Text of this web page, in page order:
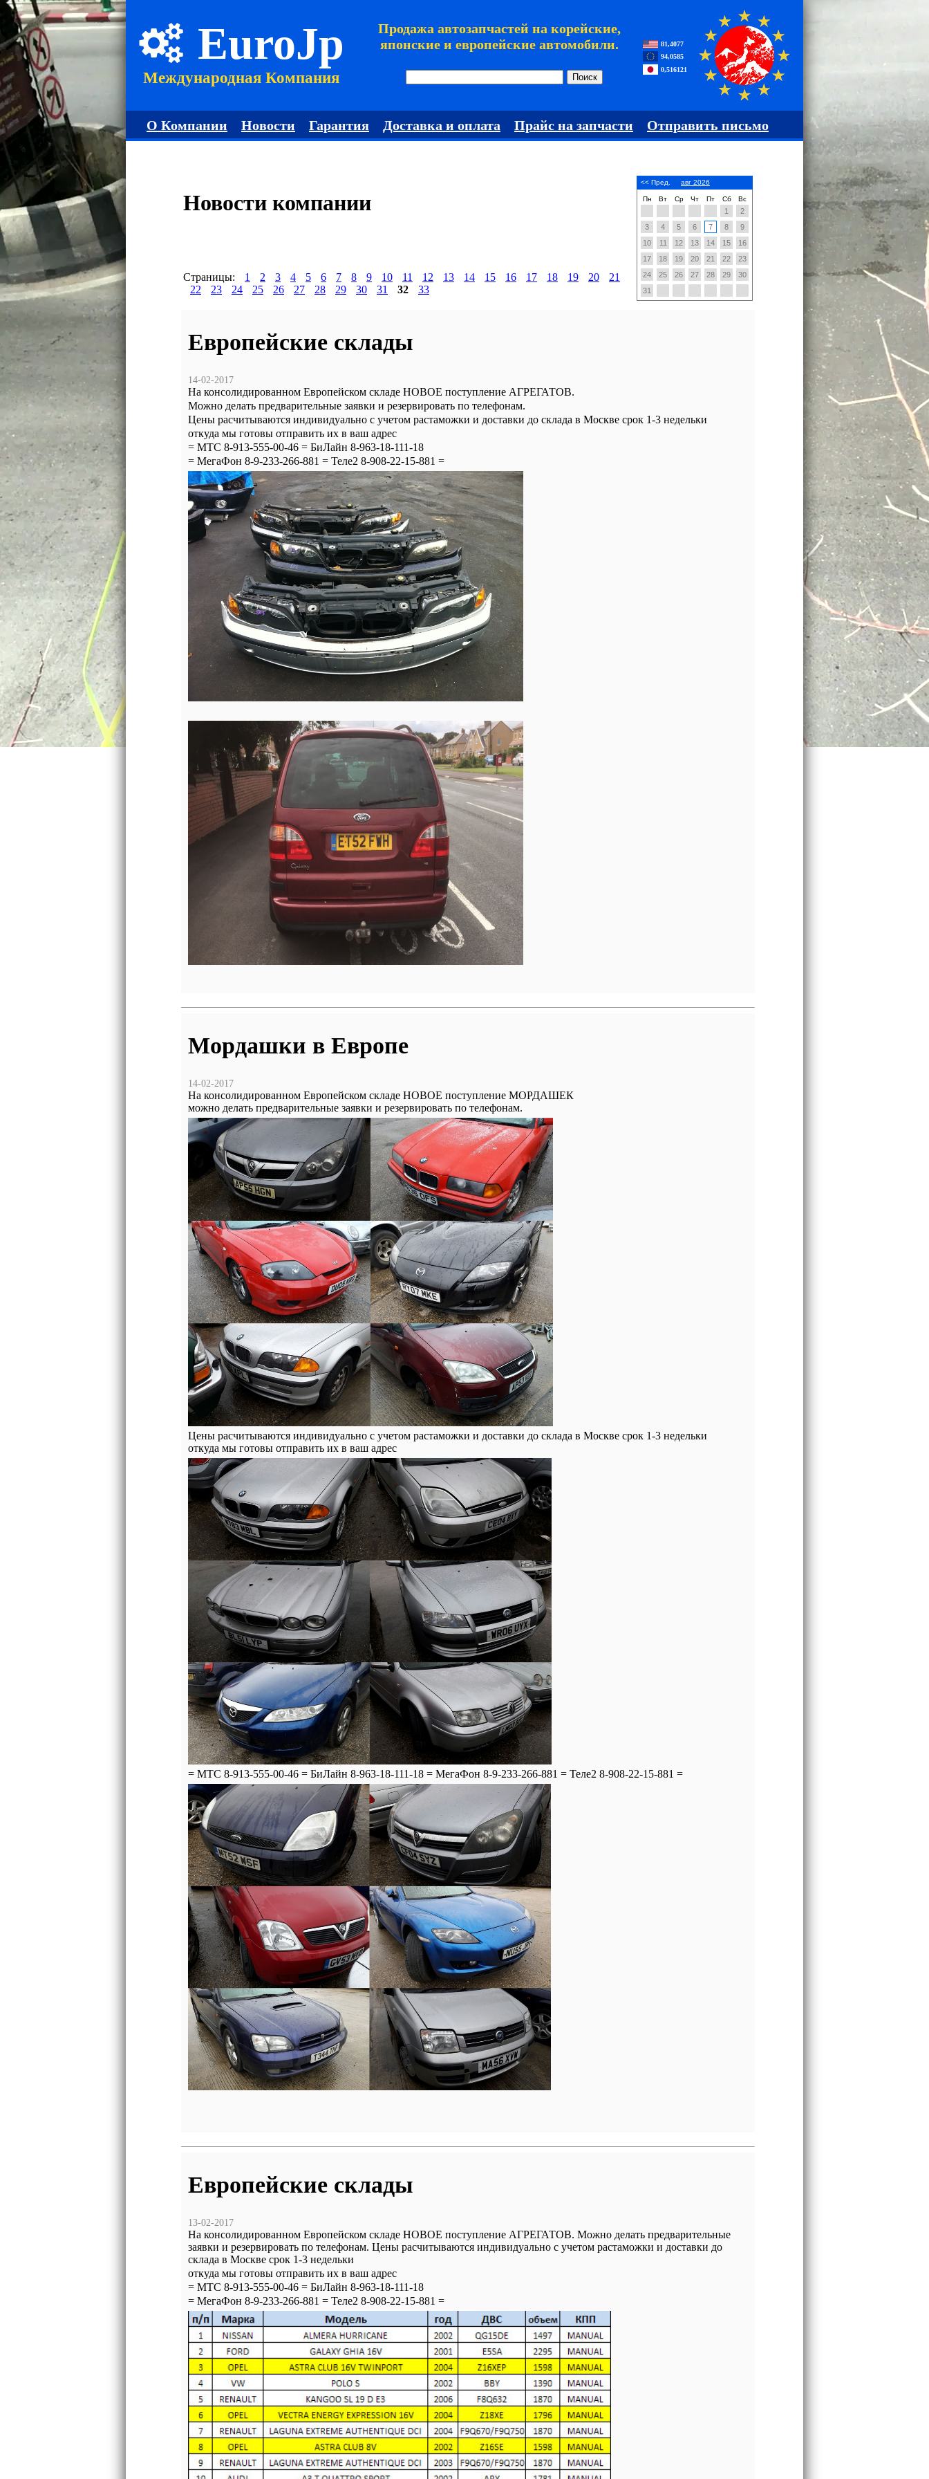
EuroJp
Международная Компания
Продажа автозапчастей на корейские,
японские и европейские автомобили.
81,4077
94,0585
0,516121
О Компании Новости Гарантия Доставка и оплата Прайс на запчасти Отправить письмо
Новости компании
Страницы: 1 2 3 4 5 6 7 8 9 10 11 12 13 14 15 16 17 18 19 20
21
22
23 24 25 26 27 28 29 30 31 32 33
<< Пред. авг 2026
Пн Вт Ср Чт Пт Сб Вс
1
2
3
4 5 6 7 8
9
10
11 12 13 14 15
16
17
18 19 20 21 22
23
24
25 26 27 28 29
30
31
Европейские склады
14-02-2017
На консолидированном Европейском складе НОВОЕ поступление АГРЕГАТОВ.
Можно делать предварительные заявки и резервировать по телефонам.
Цены расчитываются индивидуально с учетом растаможки и доставки до склада в Москве срок 1-3 недельки
откуда мы готовы отправить их в ваш адрес
= МТС 8-913-555-00-46 = БиЛайн 8-963-18-111-18
= МегаФон 8-9-233-266-881 = Теле2 8-908-22-15-881 =
Мордашки в Европе
14-02-2017
На консолидированном Европейском складе НОВОЕ поступление МОРДАШЕК
можно делать предварительные заявки и резервировать по телефонам.
Цены расчитываются индивидуально с учетом растаможки и доставки до склада в Москве срок 1-3 недельки
откуда мы готовы отправить их в ваш адрес
= МТС 8-913-555-00-46 = БиЛайн 8-963-18-111-18 = МегаФон 8-9-233-266-881 = Теле2 8-908-22-15-881 =
Европейские склады
13-02-2017
На консолидированном Европейском складе НОВОЕ поступление АГРЕГАТОВ. Можно делать предварительные
заявки и резервировать по телефонам. Цены расчитываются индивидуально с учетом растаможки и доставки до
склада в Москве срок 1-3 недельки
откуда мы готовы отправить их в ваш адрес
= МТС 8-913-555-00-46 = БиЛайн 8-963-18-111-18
= МегаФон 8-9-233-266-881 = Теле2 8-908-22-15-881 =